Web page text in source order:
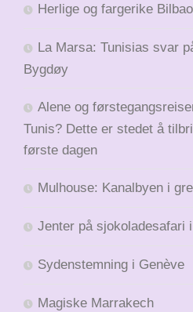
Herlige og fargerike Bilbao
La Marsa: Tunisias svar
Bygdøy
Alene og
Tunis? Dette er stedet å
første dagen
Mulhouse: Kanalbyen i
Jenter på sjokoladesafari
Sydenstemning i Genève
Magiske Marrakech